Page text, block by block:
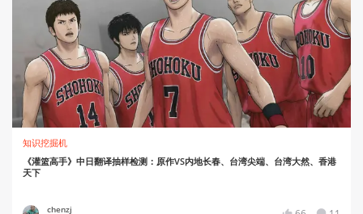
知识挖掘机
《灌篮高手》中日翻译抽样检测：原作VS内地长春、台湾尖端、台湾大然、香港
天下
chenzj